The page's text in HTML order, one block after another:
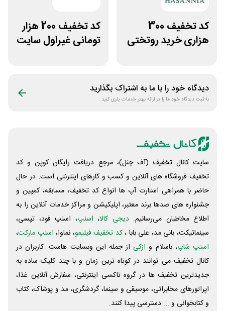
کد تخفیف 300
هزاری خرید روتختی
کد تخفیف 200 هزار
تومانی غیراول سایت
دیدگاه خود را با ما به اشتراک بگذارید
با ثبت دیدگاه خود ما را در ارائه بهتر خدمات یاری کنید
سایت کانال تخفیف (آف چنل)، مرجع دریافت رایگان کوپن و کد
تخفیف فروشگاه های آنلاین و کسب و‌ کارهای اینترنتی است. در حال
حاضر با همراهی استارت آپ ها انواع کد تخفیف، مسابقه، کمپین و
جشنواره های صدها برند معتبر، اپلیکیشن و مراکز خدمات آنلاین را به
اطلاع مخاطبان می‌رسانیم. دیجی کالا، اسنپ، اسنپ فود، تپسی،
سینماتیکت، بانی مد، علی‌ بابا ،کد تخفیف فیلیمو، نماوا، اسنپ مارکت،
اسنپ شاپ، باسلام و ازکی از جمله این وبسایت ‌هاست. کاربران در
کانال تخفیف می توانند در کوتاه ترین زمان و با چند کلیک ساده به
جدیدترین تخفیف ها در گروه تاکسی اینترنتی، سفارش آنلاین غذا،
اپراتورهای مخابراتی، موسیقی و سینما، گردشگری، مد و پوشاک، کتاب
و کتابخوانی و ... دسترسی پیدا کنند.